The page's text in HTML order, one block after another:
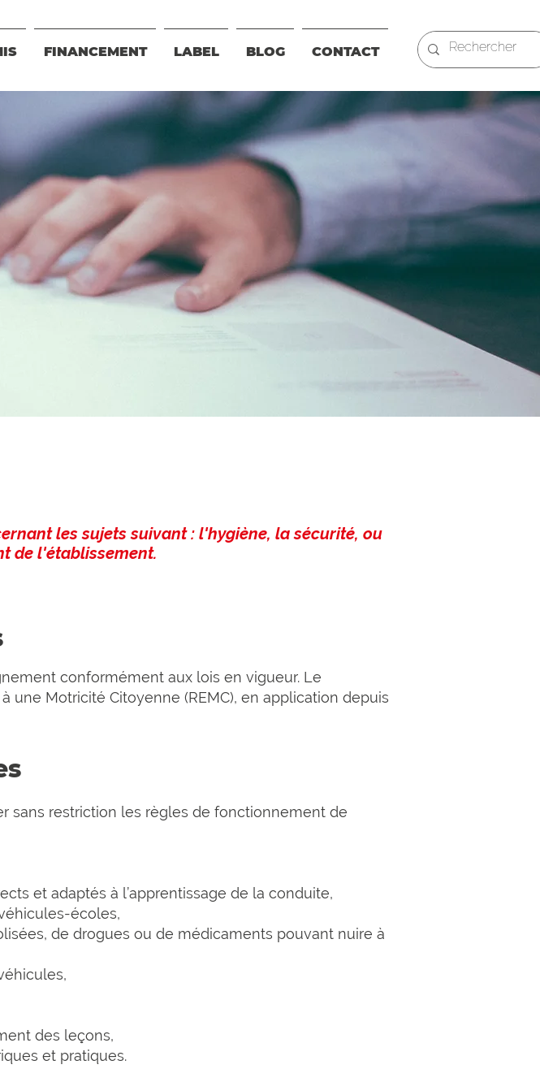
FINANCEMENT LABEL BLOG CONTACT
les sujets suivant : l'hygiène, la sécurité, ou
de l'établissement.
conformément aux lois en vigueur. Le
une Motricité Citoyenne (REMC), en application depuis
sans restriction les règles de fonctionnement de
et adaptés à l’apprentissage de la conduite,
écoles,
de drogues ou de médicaments pouvant nuire à
des leçons,
et pratiques.